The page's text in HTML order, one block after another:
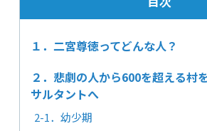
１．二宮尊徳ってどんな人？
２．悲劇の人から600を超える村
サルタントへ
2-1．幼少期